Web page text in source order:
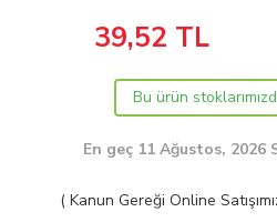
39,52 TL
Bu ürün
En geç 11 Ağustos, 2026
( Kanun Gereği Online